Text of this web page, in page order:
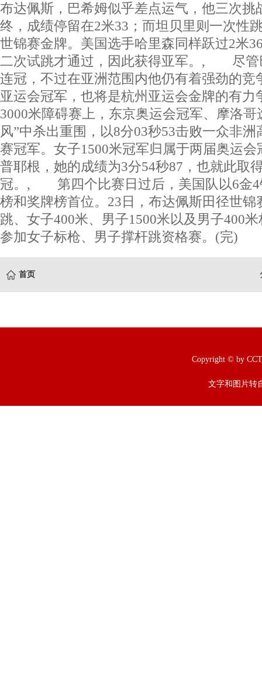
布达佩斯，巴希姆似乎差点运气，他三次挑
终，成绩停留在2米33；而坦贝里则一次性
世锦赛金牌。美国选手哈里森同样跃过2米
二次试跳才通过，因此获得亚军。, 尽管
连冠，不过在亚洲范围内他仍有着强劲的竞
亚运会冠军，也将是杭州亚运会金牌的
3000米障碍赛上，东京奥运会冠军、摩洛
风”中杀出重围，以8分03秒53击败一众非
赛冠军。女子1500米冠军归属于两届奥运
普耶根，她的成绩为3分54秒87，也就此取
冠。, 第四个比赛日过后，美国队以6金4
榜和奖牌榜首位。23日，布达佩斯田径世锦
跳、女子400米、男子1500米以及男子400
参加女子标枪、男子撑杆跳资格赛。(完)
首页
Copyright © by
文字和图片转